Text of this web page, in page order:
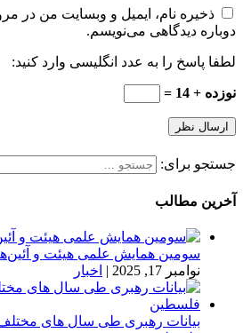
ذخیره نام، ایمیل و وبسایت من در
دوباره دیدگاهی می‌نویسم.
لطفا پاسخ را به عدد انگلیسی وارد کنید:
نوزده + 14 =
جستجو برای:
آخرین مطالب
سومین همایش علمی هیئت و
نوامبر 17, 2025
| اخبار
بیانات رهبری طی سال های مختلف